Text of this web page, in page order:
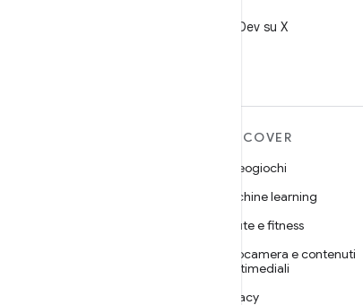
Segui @AndroidDev su X
DISCOVER
Videogiochi
Machine learning
Salute e fitness
Fotocamera e contenuti
multimediali
Privacy